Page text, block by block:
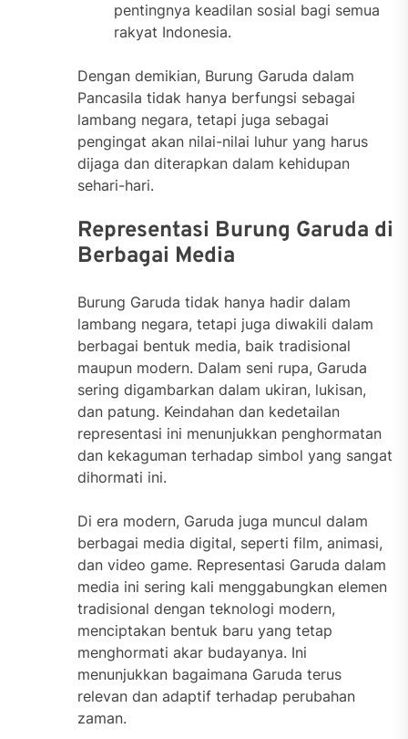
pentingnya keadilan sosial bagi semua
rakyat Indonesia.
Dengan demikian, Burung Garuda dalam
Pancasila tidak hanya berfungsi sebagai
lambang negara, tetapi juga sebagai
pengingat akan nilai-nilai luhur yang harus
dijaga dan diterapkan dalam kehidupan
sehari-hari.
Representasi Burung Garuda di
Berbagai Media
Burung Garuda tidak hanya hadir dalam
lambang negara, tetapi juga diwakili dalam
berbagai bentuk media, baik tradisional
maupun modern. Dalam seni rupa, Garuda
sering digambarkan dalam ukiran, lukisan,
dan patung. Keindahan dan kedetailan
representasi ini menunjukkan penghormatan
dan kekaguman terhadap simbol yang sangat
dihormati ini.
Di era modern, Garuda juga muncul dalam
berbagai media digital, seperti film, animasi,
dan video game. Representasi Garuda dalam
media ini sering kali menggabungkan elemen
tradisional dengan teknologi modern,
menciptakan bentuk baru yang tetap
menghormati akar budayanya. Ini
menunjukkan bagaimana Garuda terus
relevan dan adaptif terhadap perubahan
zaman.